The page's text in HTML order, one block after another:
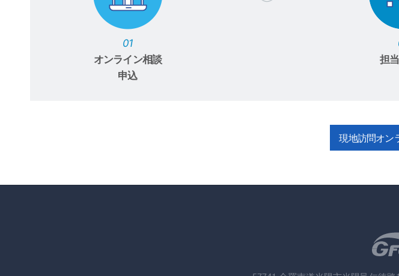
01
オンライン相談
申込
担
現地訪問オン